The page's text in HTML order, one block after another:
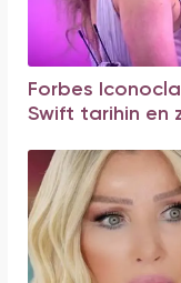
Forbes
Swift tarihin en